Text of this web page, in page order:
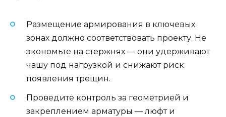
Размещение армирования в ключевых
зонах должно соответствовать проекту. Не
экономьте на стержнях — они удерживают
чашу под нагрузкой и снижают риск
появления трещин.
Проведите контроль за геометрией и
закреплением арматуры — люфт и